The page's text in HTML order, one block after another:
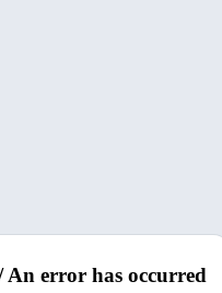
An error has occurred